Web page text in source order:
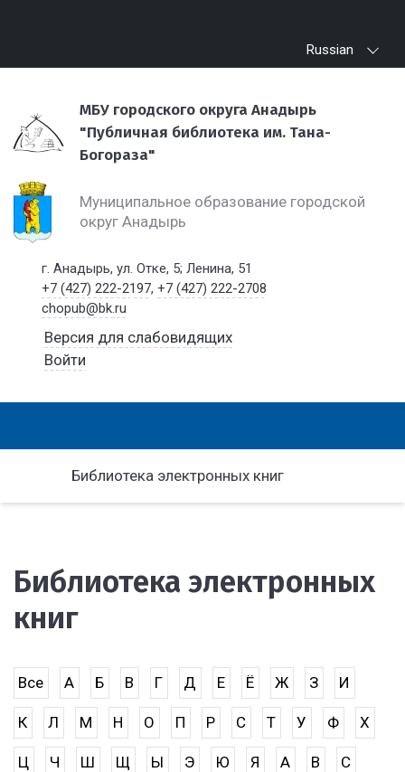
Russian
МБУ городского округа Анадырь
"Публичная библиотека им. Тана-
Богораза"
Муниципальное образование городской
округ Анадырь
г. Анадырь, ул. Отке, 5; Ленина, 51
+7 (427) 222-2197,+7 (427) 222-2708
chopub@bk.ru
Версия для слабовидящих
Войти
Библиотека электронных книг
Библиотека электронных
книг
Все А Б В Г Д Е Ё Ж З И
К Л М Н О П Р С Т У Ф Х
Ц Ч Ш Щ Ы Э Ю Я A B C